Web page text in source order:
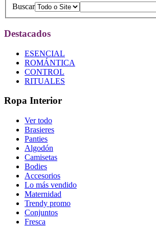
Buscar
Destacados
ESENCIAL
ROMÁNTICA
CONTROL
RITUALES
Ropa Interior
Ver todo
Brasieres
Panties
Algodón
Camisetas
Bodies
Accesorios
Lo más vendido
Maternidad
Trendy promo
Conjuntos
Fresca